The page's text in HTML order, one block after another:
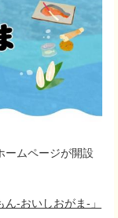
ームページが開設
-おいしおがま-」